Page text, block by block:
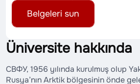
Belgeleri sun
Üniversite hakkında
СВФУ, 1956 yılında kurulmuş olup
Rusya’nın Arktik bölgesinin önde